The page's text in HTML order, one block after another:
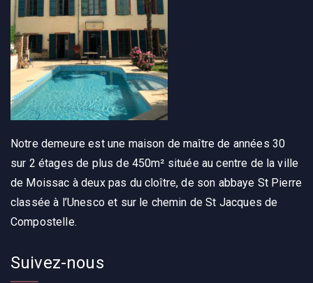
Notre demeure est une maison de maître de années 30
sur 2 étages de plus de 450m² située au centre de la ville
de Moissac à deux pas du cloître, de son abbaye St Pierre
classée à l’Unesco et sur le chemin de St Jacques de
Compostelle.
Suivez-nous